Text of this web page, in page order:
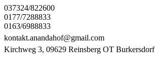
037324/822600
0177/7288833
0163/6988833
kontakt.anandahof@gmail.com
Kirchweg 3, 09629 Reinsberg OT Burkersdorf